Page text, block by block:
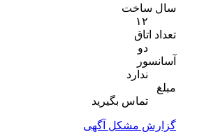
سال ساخت
تعداد اتاق
آسانسور
تماس بگیرید
گزارش مشکل آگهی